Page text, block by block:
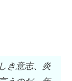
き意志、炎